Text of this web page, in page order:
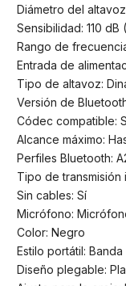
Diámetro del
Sensibilidad: 110 dB
Rango de
Entrada de
Tipo de altavoz:
Versión de
Códec compatible:
Alcance máximo:
Perfiles Bluetooth:
Tipo de transmisión
Sin cables: Sí
Micrófono:
Color: Negro
Estilo portátil:
Diseño plegable: